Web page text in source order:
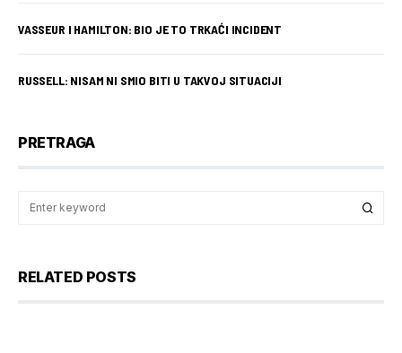
VASSEUR I HAMILTON: BIO JE TO TRKAĆI INCIDENT
RUSSELL: NISAM NI SMIO BITI U TAKVOJ SITUACIJI
PRETRAGA
RELATED POSTS